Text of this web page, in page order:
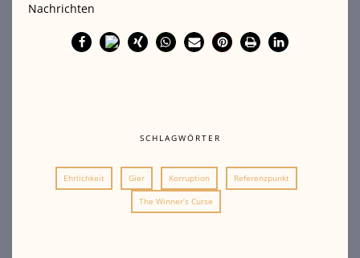
Nachrichten
SCHLAGWÖRTER
Ehrlichkeit Gier Korruption Referenzpunkt
The Winner’s Curse